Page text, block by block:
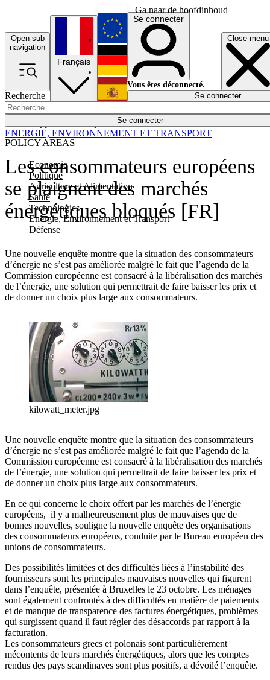
Ga naar de hoofdinhoud
Open sub
navigation
Close menu
Recherche
Se connecter
POLICY AREAS
Economie
Politique
Agriculture et Alimentation
Santé
Technologies
Energie, Environnement et Transport
Défense
Économie
Français
English
Deutsch
Español
Se connecter
Vous êtes déconnecté.
Se connecter
Les consommateurs européens
se plaignent des marchés
énergétiques bloqués [FR]
Une nouvelle enquête montre que la situation des consommateurs
d’énergie ne s’est pas améliorée malgré le fait que l’agenda de la
Commission européenne est consacré à la libéralisation des marchés
de l’énergie, une solution qui permettrait de faire baisser les prix et
de donner un choix plus large aux consommateurs.
ENERGIE, ENVIRONNEMENT ET TRANSPORT
kilowatt_meter.jpg
Une nouvelle enquête montre que la situation des consommateurs
d’énergie ne s’est pas améliorée malgré le fait que l’agenda de la
Commission européenne est consacré à la libéralisation des marchés
de l’énergie, une solution qui permettrait de faire baisser les prix et
de donner un choix plus large aux consommateurs.
En ce qui concerne le choix offert par les marchés de l’énergie
européens, il y a malheureusement plus de mauvaises que de
bonnes nouvelles, souligne la nouvelle enquête des organisations
des consommateurs européens, conduite par le Bureau européen des
unions de consommateurs.
Des possibilités limitées et des difficultés liées à l’instabilité des
fournisseurs sont les principales mauvaises nouvelles qui figurent
dans l’enquête, présentée à Bruxelles le 23 octobre. Les ménages
sont également confrontés à des difficultés en matière de paiements
et de manque de transparence des factures énergétiques, problèmes
qui surgissent quand il faut régler des désaccords par rapport à la
facturation.
Les consommateurs grecs et polonais sont particulièrement
mécontents de leurs marchés énergétiques, alors que les comptes
rendus des pays scandinaves sont plus positifs, a dévoilé l’enquête.